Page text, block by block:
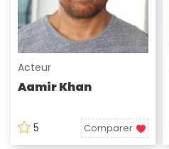
Acteur
Aamir Khan
5 Comparer